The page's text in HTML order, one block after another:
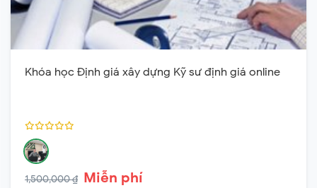
Khóa học Định giá xây dựng Kỹ sư định giá online
1,500,000 ₫ Miễn phí